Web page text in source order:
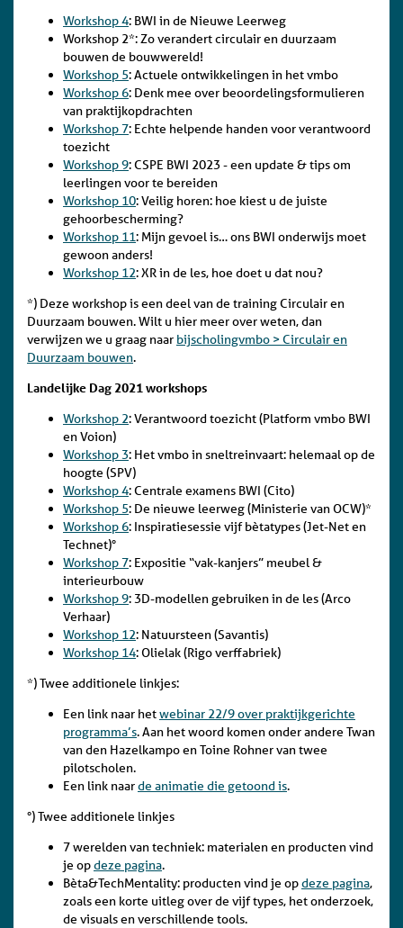
Workshop 4: BWI in de Nieuwe Leerweg
Workshop 2*: Zo verandert circulair en duurzaam
bouwen de bouwwereld!
Workshop 5: Actuele ontwikkelingen in het vmbo
Workshop 6: Denk mee over beoordelingsformulieren
van praktijkopdrachten
Workshop 7: Echte helpende handen voor verantwoord
toezicht
Workshop 9: CSPE BWI 2023 - een update & tips om
leerlingen voor te bereiden
Workshop 10: Veilig horen: hoe kiest u de juiste
gehoorbescherming?
Workshop 11: Mijn gevoel is… ons BWI onderwijs moet
gewoon anders!
Workshop 12: XR in de les, hoe doet u dat nou?
*) Deze workshop is een deel van de training Circulair en
Duurzaam bouwen. Wilt u hier meer over weten, dan
verwijzen we u graag naar bijscholingvmbo > Circulair en
Duurzaam bouwen.
Landelijke Dag 2021 workshops
Workshop 2: Verantwoord toezicht (Platform vmbo BWI
en Voion)
Workshop 3: Het vmbo in sneltreinvaart: helemaal op de
hoogte (SPV)
Workshop 4: Centrale examens BWI (Cito)
Workshop 5: De nieuwe leerweg (Ministerie van OCW)*
Workshop 6: Inspiratiesessie vijf bètatypes (Jet-Net en
Technet)°
Workshop 7: Expositie “vak-kanjers” meubel &
interieurbouw
Workshop 9: 3D-modellen gebruiken in de les (Arco
Verhaar)
Workshop 12: Natuursteen (Savantis)
Workshop 14: Olielak (Rigo verffabriek)
*) Twee additionele linkjes:
Een link naar hetwebinar 22/9 over praktijkgerichte
programma’s. Aan het woord komen onder andere Twan
van den Hazelkampo en Toine Rohner van twee
pilotscholen.
Een link naarde animatie die getoond is.
°) Twee additionele linkjes
7 werelden van techniek: materialen en producten vind
je opdeze pagina.
Bèta&TechMentality: producten vind je opdeze pagina,
zoals een korte uitleg over de vijf types, het onderzoek,
de visuals en verschillende tools.